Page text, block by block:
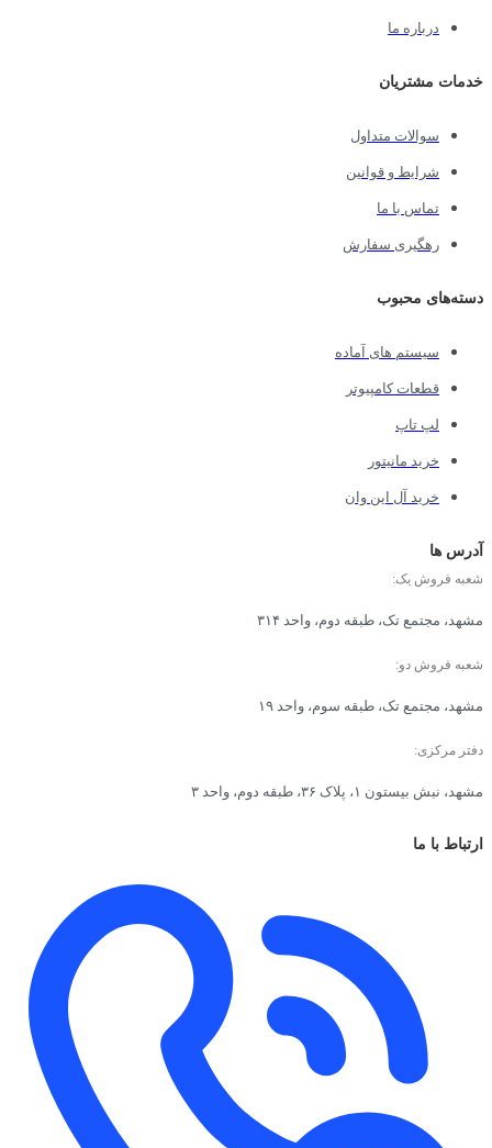
درباره ما
خدمات مشتریان
سوالات متداول
شرایط و قوانین
تماس با ما
رهگیری سفارش
دسته‌های محبوب
سیستم های آماده
قطعات کامپیوتر
لپ تاپ
خرید مانیتور
خرید آل این وان
آدرس ها
شعبه فروش یک:
مشهد، مجتمع تک، طبقه دوم، واحد ۳۱۴
شعبه فروش دو:
مشهد، مجتمع تک، طبقه سوم، واحد ۱۹
دفتر مرکزی:
مشهد، نبش بیستون ۱، پلاک ۳۶، طبقه دوم، واحد ۳
ارتباط با ما